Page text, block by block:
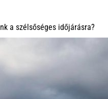
a szélsőséges időjárásra?